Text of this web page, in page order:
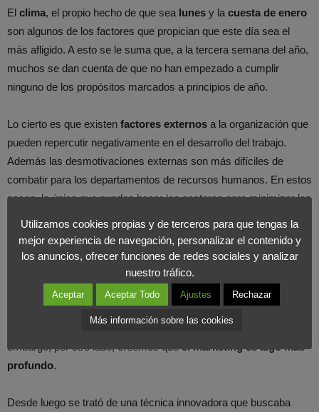
El clima, el propio hecho de que sea lunes y la cuesta de enero
son algunos de los factores que propician que este día sea el
más afligido. A esto se le suma que, a la tercera semana del año,
muchos se dan cuenta de que no han empezado a cumplir
ninguno de los propósitos marcados a principios de año.
Lo cierto es que existen factores externos a la organización que
pueden repercutir negativamente en el desarrollo del trabajo.
Además las desmotivaciones externas son más difíciles de
combatir para los departamentos de recursos humanos. En estos
casos, lo único que pueden hacer los gestores para minimizar los
cabo sus labores de forma adecuada, y así disminuir el
impacto
negativo.
Foromarketing
queremos aportar nuestra opinión. Por un
lado es una estrategia de marketing promocional innovadora, que
embargo, por otro lado, creemos queel marketing es algo más
profundo.
Desde luego se trató de una técnica innovadora que buscaba
Utilizamos cookies propias y de terceros para que tengas la
mejor experiencia de navegación, personalizar el contenido y
los anuncios, ofrecer funciones de redes sociales y analizar
nuestro tráfico.
Aceptar Aceptar Todo Ajustes Rechazar
Más información sobre las cookies